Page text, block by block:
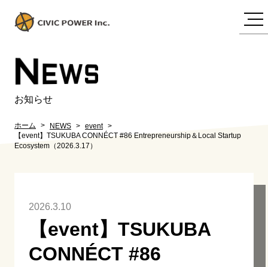
NEWS
お知らせ
ホーム NEWS
event
【event】TSUKUBA CONNÉCT #86 Entrepreneurship＆Local Startup
Ecosystem（2026.3.17）
2026.3.10
【event】TSUKUBA
CONNÉCT #86